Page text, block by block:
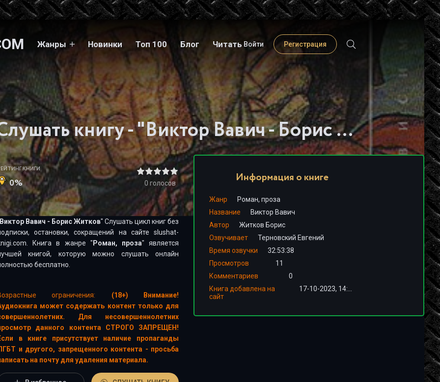
Жанры Новинки Топ 100 Блог Читать Войти Регистрация
Слушать книгу - "Виктор Вавич - Борис Житков"
КНИГИ
0% 0 голосов
Виктор Вавич - Борис Житков" Слушать цикл книг без
остановки, сокращений на сайте slushat-
Книга в жанре " Роман, проза" является
книгой, которую можно слушать онлайн
бесплатно.
ограничения:
(18+) Внимание!
может содержать контент только для
Для несовершеннолетних
данного контента СТРОГО ЗАПРЕЩЕН!
в книге присутствует наличие пропаганды
и другого, запрещенного контента - просьба
на почту для удаления материала.
Информация о книге
Жанр
Роман, проза
Название
Виктор Вавич
Автор
Житков Борис
Озвучивает
Терновский Евгений
Время озвучки
32:53:38
Просмотров
11
Комментариев
0
Книга добавлена на
сайт